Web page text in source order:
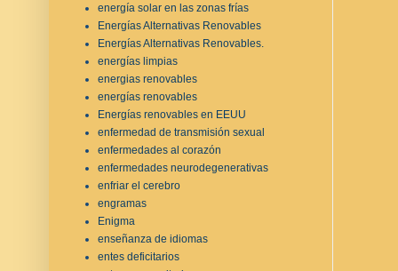
energía solar en las zonas frías
Energías Alternativas Renovables
Energías Alternativas Renovables.
energías limpias
energias renovables
energías renovables
Energías renovables en EEUU
enfermedad de transmisión sexual
enfermedades al corazón
enfermedades neurodegenerativas
enfriar el cerebro
engramas
Enigma
enseñanza de idiomas
entes deficitarios